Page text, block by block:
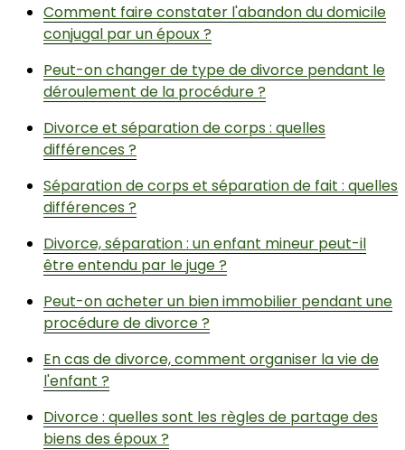
Comment faire constater l'abandon du domicile
conjugal par un époux ?
Peut-on changer de type de divorce pendant le
déroulement de la procédure ?
Divorce et séparation de corps : quelles
différences ?
Séparation de corps et séparation de fait : quelles
différences ?
Divorce, séparation : un enfant mineur peut-il
être entendu par le juge ?
Peut-on acheter un bien immobilier pendant une
procédure de divorce ?
En cas de divorce, comment organiser la vie de
l'enfant ?
Divorce : quelles sont les règles de partage des
biens des époux ?